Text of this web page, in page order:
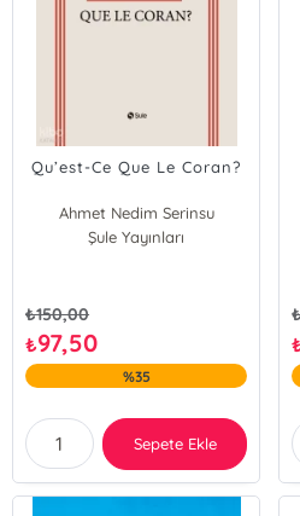
Qu’est-Ce Que Le Coran?
Ahmet Nedim Serinsu
Şule Yayınları
₺150,00
₺97,50
%35
Sepete Ekle